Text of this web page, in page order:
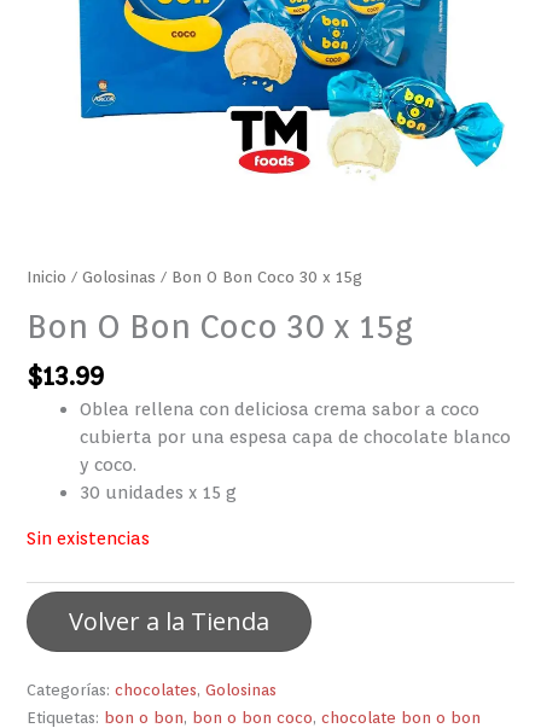
Inicio /Golosinas / Bon O Bon Coco 30 x 15g
Bon O Bon Coco 30 x 15g
$13.99
Oblea rellena con deliciosa crema sabor a coco
cubierta por una espesa capa de chocolate blanco
y coco.
30 unidades x 15 g
Sin existencias
Volver a la Tienda
Categorías:chocolates,Golosinas
Etiquetas: bon o bon, bon o bon coco,chocolate bon o bon